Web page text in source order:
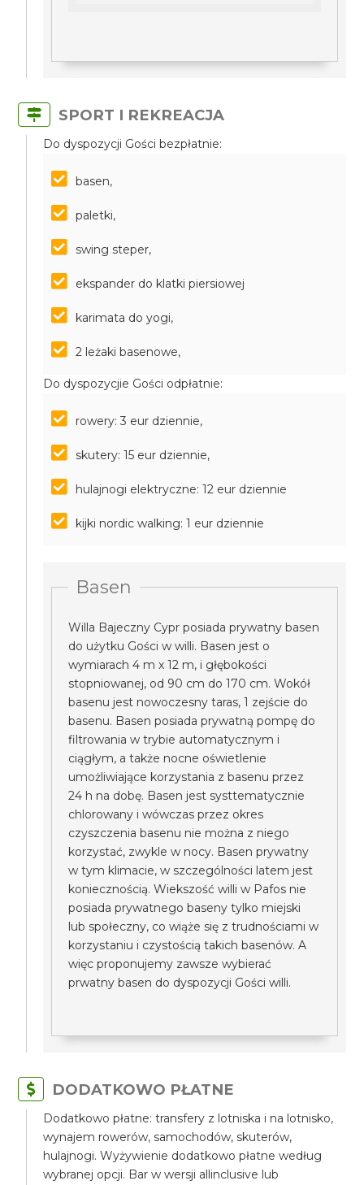
SPORT I REKREACJA
Do dyspozycji Gości bezpłatnie:
basen,
paletki,
swing steper,
ekspander do klatki piersiowej
karimata do yogi,
2 leżaki basenowe,
Do dyspozycjie Gości odpłatnie:
rowery: 3 eur dziennie,
skutery: 15 eur dziennie,
hulajnogi elektryczne: 12 eur dziennie
kijki nordic walking: 1 eur dziennie
Basen
Willa Bajeczny Cypr posiada prywatny basen
do użytku Gości w willi. Basen jest o
wymiarach 4 m x 12 m, i głębokości
stopniowanej, od 90 cm do 170 cm. Wokół
basenu jest nowoczesny taras, 1 zejście do
basenu. Basen posiada prywatną pompę do
filtrowania w trybie automatycznym i
ciągłym, a także nocne oświetlenie
umożliwiające korzystania z basenu przez
24 h na dobę. Basen jest systtematycznie
chlorowany i wówczas przez okres
czyszczenia basenu nie można z niego
korzystać, zwykle w nocy. Basen prywatny
w tym klimacie, w szczególności latem jest
koniecznością. Wiekszość willi w Pafos nie
posiada prywatnego baseny tylko miejski
lub społeczny, co wiąże się z trudnościami w
korzystaniu i czystością takich basenów. A
więc proponujemy zawsze wybierać
prwatny basen do dyspozycji Gości willi.
DODATKOWO PŁATNE
Dodatkowo płatne: transfery z lotniska i na lotnisko,
wynajem rowerów, samochodów, skuterów,
hulajnogi. Wyżywienie dodatkowo płatne według
wybranej opcji. Bar w wersji allinclusive lub